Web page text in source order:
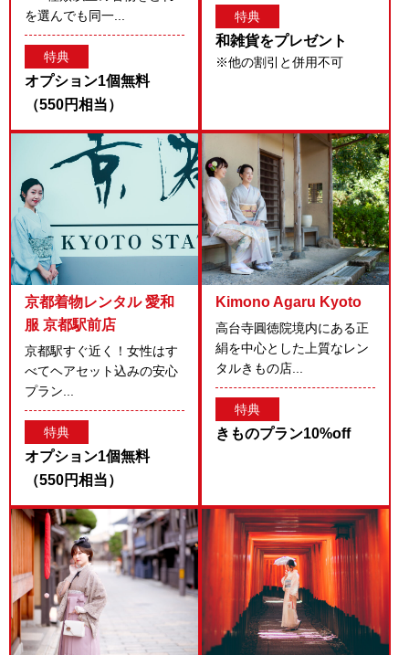
を選んでも同一...
特典
オプション1個無料
（550円相当）
特典
和雑貨をプレゼント
※他の割引と併用不可
京都着物レンタル 愛和
服 京都駅前店
京都駅すぐ近く！女性はす
べてヘアセット込みの安心
プラン...
特典
オプション1個無料
（550円相当）
Kimono Agaru Kyoto
高台寺圓徳院境内にある正
絹を中心とした上質なレン
タルきもの店...
特典
きものプラン10%off